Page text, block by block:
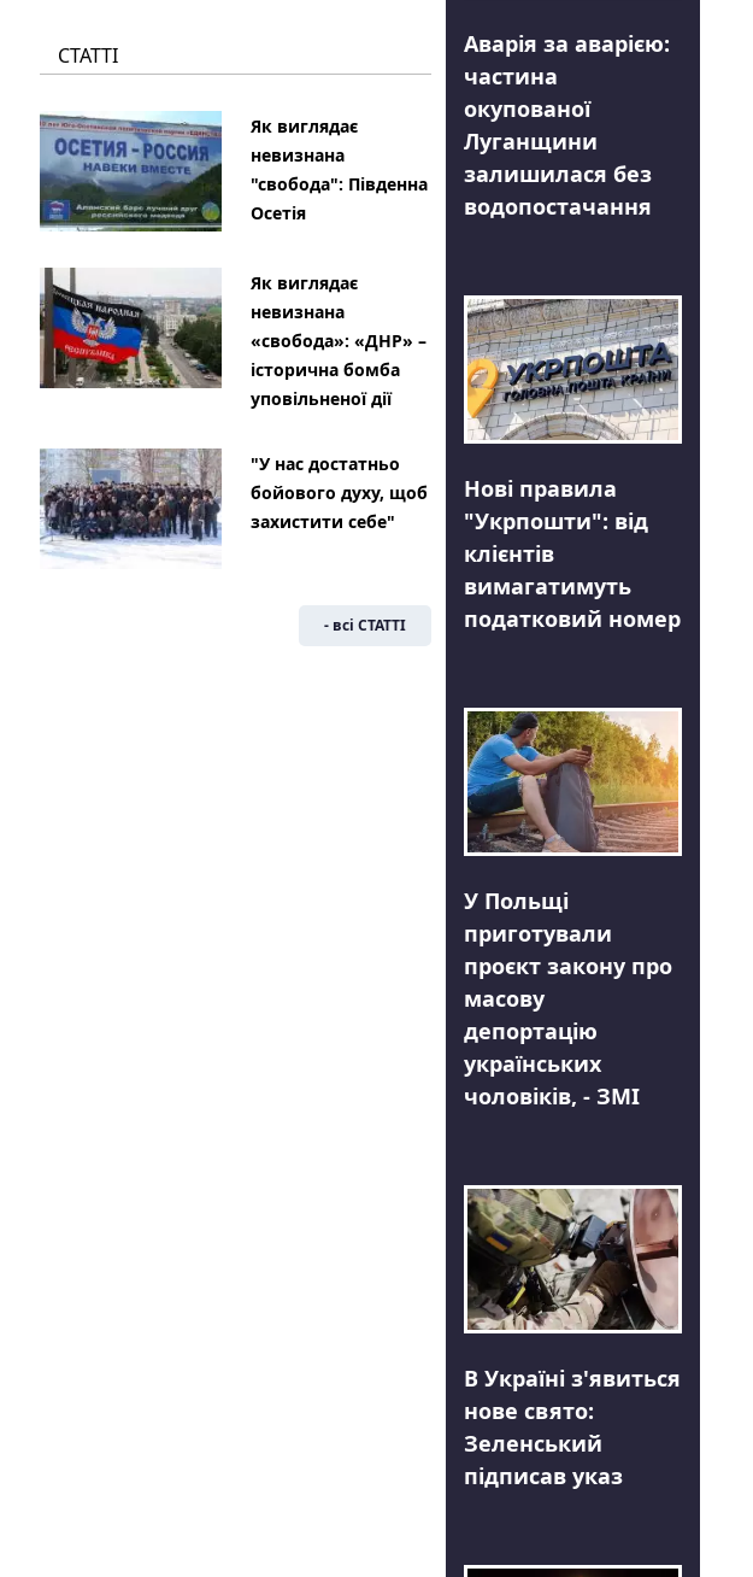
СТАТТІ
Як виглядає
невизнана
"свобода": Південна
Осетія
Як виглядає
невизнана
«свобода»: «ДНР» –
історична бомба
уповільненої дії
"У нас достатньо
бойового духу, щоб
захистити себе"
- всі СТАТТІ
Аварія за аварією:
частина
окупованої
Луганщини
залишилася без
водопостачання
Нові правила
"Укрпошти": від
клієнтів
вимагатимуть
податковий номер
У Польщі
приготували
проєкт закону про
масову
депортацію
українських
чоловіків, - ЗМІ
В Україні з'явиться
нове свято:
Зеленський
підписав указ